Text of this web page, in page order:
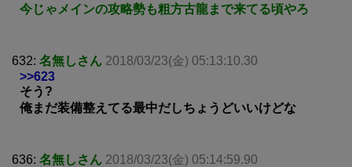
今じゃメインの攻略勢も粗方古龍まで来てる頃やろ
632: 名無しさん 2018/03/23(金) 05:13:10.30
>>623
そう?
俺まだ装備整えてる最中だしちょうどいいけどな
636: 名無しさん 2018/03/23(金) 05:14:59.90